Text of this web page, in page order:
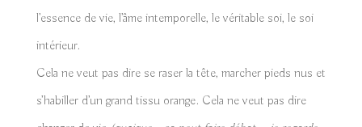
l’essence de vie, l’âme intemporelle, le véritable soi, le soi
intérieur.
Cela ne veut pas dire se raser la tête, marcher pieds nus et
s’habiller d’un grand tissu orange. Cela ne veut pas dire